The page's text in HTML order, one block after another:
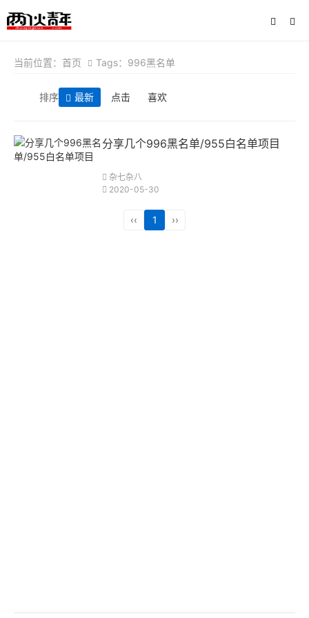
当前位置： 首页 Tags：996黑名单
排序 最新 点击 喜欢
分享几个996黑名单/955白名单项目
杂七杂八
2020-05-30
‹‹ 1 ››